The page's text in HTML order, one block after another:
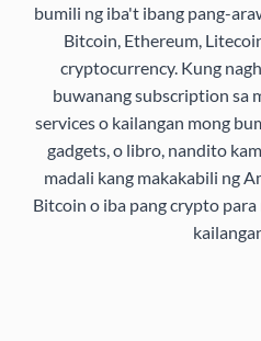
bumili ng iba't ibang pang-
Bitcoin, Ethereum,
cryptocurrency. Kung
buwanang subscription sa
services o kailangan mong
gadgets, o libro, nandito
madali kang makakabili ng
Bitcoin o iba pang crypto